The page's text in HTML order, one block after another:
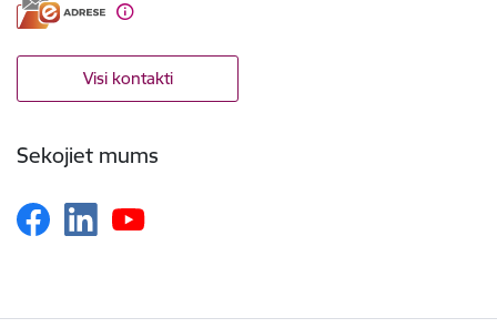
Visi kontakti
Sekojiet mums